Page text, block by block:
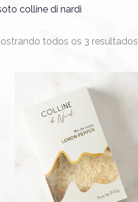
colline di nardi
todos os 3 resultados